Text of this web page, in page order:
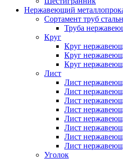
Нержавеющий
Сортамент труб
Труба
Круг
Круг
Круг
Круг
Лист
Лист
Лист
Лист
Лист
Лист
Лист
Лист
Лист
Уголок